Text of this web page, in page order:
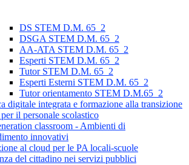
DS STEM D.M. 65_2
DSGA STEM D.M. 65_2
AA-ATA STEM D.M. 65_2
Esperti STEM D.M. 65_2
Tutor STEM D.M. 65_2
Esperti Esterni STEM D.M. 65_2
Tutor orientamento STEM D.M.65_2
digitale integrata e formazione alla transizione
il personale scolastico
classroom - Ambienti di
innovativi
al cloud per le PA locali-scuole
del cittadino nei servizi pubblici